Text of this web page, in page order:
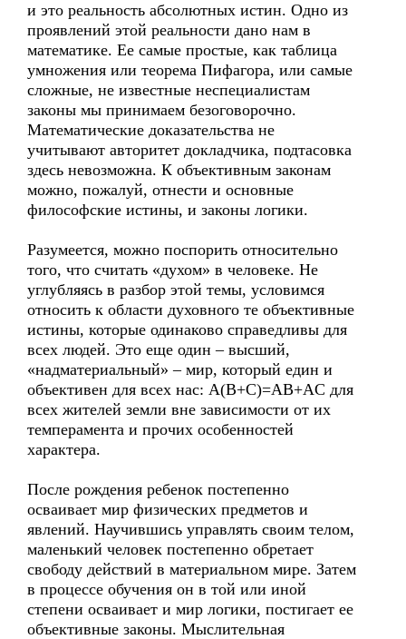
и это реальность абсолютных истин. Одно из
проявлений этой реальности дано нам в
математике. Ее самые простые, как таблица
умножения или теорема Пифагора, или самые
сложные, не известные неспециалистам
законы мы принимаем безоговорочно.
Математические доказательства не
учитывают авторитет докладчика, подтасовка
здесь невозможна. К объективным законам
можно, пожалуй, отнести и основные
философские истины, и законы логики.
Разумеется, можно поспорить относительно
того, что считать «духом» в человеке. Не
углубляясь в разбор этой темы, условимся
относить к области духовного те объективные
истины, которые одинаково справедливы для
всех людей. Это еще один – высший,
«надматериальный» – мир, который един и
объективен для всех нас: A(B+C)=AB+AC для
всех жителей земли вне зависимости от их
темперамента и прочих особенностей
характера.
После рождения ребенок постепенно
осваивает мир физических предметов и
явлений. Научившись управлять своим телом,
маленький человек постепенно обретает
свободу действий в материальном мире. Затем
в процессе обучения он в той или иной
степени осваивает и мир логики, постигает ее
объективные законы. Мыслительная